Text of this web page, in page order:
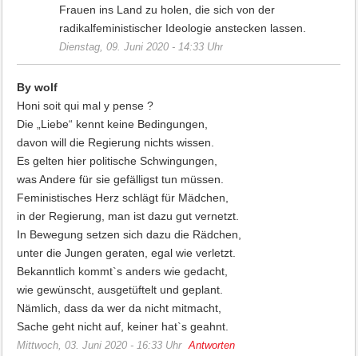
Frauen ins Land zu holen, die sich von der
radikalfeministischer Ideologie anstecken lassen.
Dienstag, 09. Juni 2020 - 14:33 Uhr
By wolf
Honi soit qui mal y pense ?
Die „Liebe“ kennt keine Bedingungen,
davon will die Regierung nichts wissen.
Es gelten hier politische Schwingungen,
was Andere für sie gefälligst tun müssen.
Feministisches Herz schlägt für Mädchen,
in der Regierung, man ist dazu gut vernetzt.
In Bewegung setzen sich dazu die Rädchen,
unter die Jungen geraten, egal wie verletzt.
Bekanntlich kommt`s anders wie gedacht,
wie gewünscht, ausgetüftelt und geplant.
Nämlich, dass da wer da nicht mitmacht,
Sache geht nicht auf, keiner hat`s geahnt.
Mittwoch, 03. Juni 2020 - 16:33 Uhr Antworten